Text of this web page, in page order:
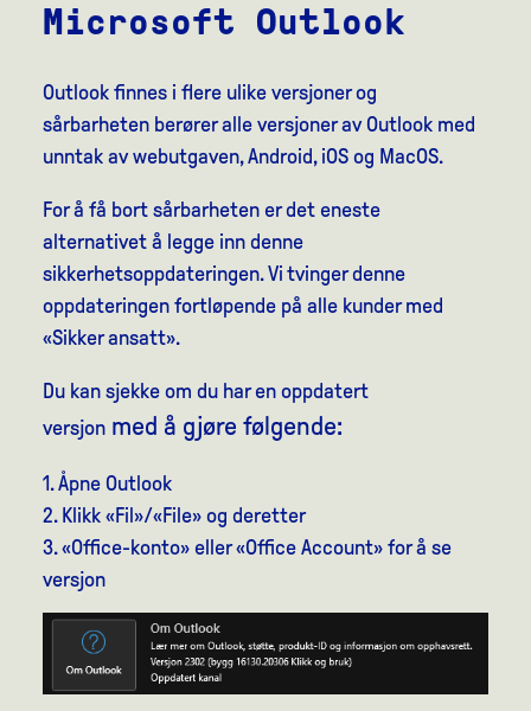
Microsoft Outlook
Outlook finnes i flere ulike versjoner og
sårbarheten berører alle versjoner av Outlook med
unntak av webutgaven, Android, iOS og MacOS.
For å få bort sårbarheten er det eneste
alternativet å legge inn denne
sikkerhetsoppdateringen. Vi tvinger denne
oppdateringen fortløpende på alle kunder med
«Sikker ansatt».
Du kan sjekke om du har en oppdatert
versjon med å gjøre følgende:
1. Åpne Outlook
2. Klikk «Fil»/«File» og deretter
3. «Office-konto» eller «Office Account» for å se
versjon